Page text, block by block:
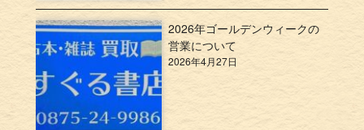
2026年ゴールデンウィークの
営業について
2026年4月27日